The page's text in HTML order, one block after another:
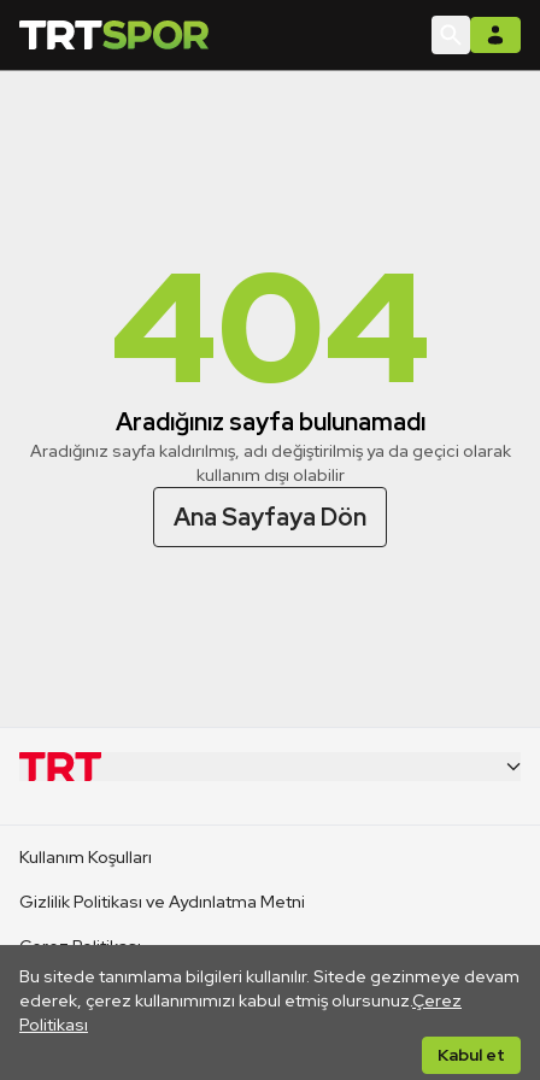
404
Aradığınız sayfa bulunamadı
Aradığınız sayfa kaldırılmış, adı değiştirilmiş ya da geçici olarak
kullanım dışı olabilir
Ana Sayfaya Dön
Bu sitede tanımlama bilgileri kullanılır. Sitede gezinmeye devam
ederek, çerez kullanımımızı kabul etmiş olursunuz.Çerez
Politikası
Kabul et
CANLI YAYINLAR
Kullanım Koşulları
Gizlilik Politikası ve Aydınlatma Metni
Çerez Politikası
İletişim
Her hakkı saklıdır. ©2026 TRT. Bağlantı yoluyla gidilen dış